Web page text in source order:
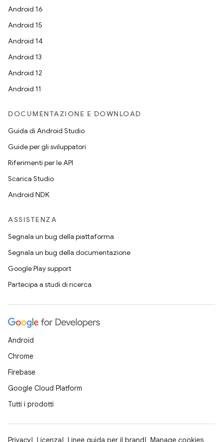
Android 16
Android 15
Android 14
Android 13
Android 12
Android 11
DOCUMENTAZIONE E DOWNLOAD
Guida di Android Studio
Guide per gli sviluppatori
Riferimenti per le API
Scarica Studio
Android NDK
ASSISTENZA
Segnala un bug della piattaforma
Segnala un bug della documentazione
Google Play support
Partecipa a studi di ricerca
Android
Chrome
Firebase
Google Cloud Platform
Tutti i prodotti
Privacy Licenza Linee guida per il brand Manage cookies